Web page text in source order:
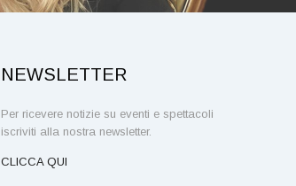
NEWSLETTER
Per ricevere notizie su eventi e spettacoli
iscriviti alla nostra newsletter.
CLICCA QUI